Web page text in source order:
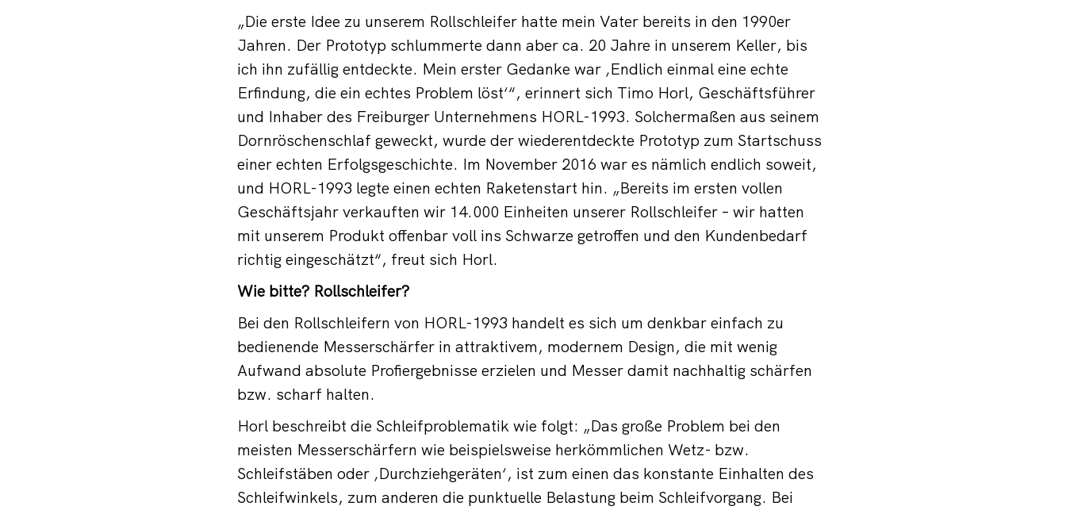
„Die erste Idee zu unserem Rollschleifer hatte mein Vater bereits in den 1990er
Jahren. Der Prototyp schlummerte dann aber ca. 20 Jahre in unserem Keller, bis
ich ihn zufällig entdeckte. Mein erster Gedanke war ‚Endlich einmal eine echte
Erfindung, die ein echtes Problem löst‘“, erinnert sich Timo Horl, Geschäftsführer
und Inhaber des Freiburger Unternehmens HORL-1993. Solchermaßen aus seinem
Dornröschenschlaf geweckt, wurde der wiederentdeckte Prototyp zum Startschuss
einer echten Erfolgsgeschichte. Im November 2016 war es nämlich endlich soweit,
und HORL-1993 legte einen echten Raketenstart hin. „Bereits im ersten vollen
Geschäftsjahr verkauften wir 14.000 Einheiten unserer Rollschleifer – wir hatten
mit unserem Produkt offenbar voll ins Schwarze getroffen und den Kundenbedarf
richtig eingeschätzt“, freut sich Horl.
Wie bitte? Rollschleifer?
Bei den Rollschleifern von HORL-1993 handelt es sich um denkbar einfach zu
bedienende Messerschärfer in attraktivem, modernem Design, die mit wenig
Aufwand absolute Profiergebnisse erzielen und Messer damit nachhaltig schärfen
bzw. scharf halten.
Horl beschreibt die Schleifproblematik wie folgt: „Das große Problem bei den
meisten Messerschärfern wie beispielsweise herkömmlichen Wetz- bzw.
Schleifstäben oder ‚Durchziehgeräten‘, ist zum einen das konstante Einhalten des
Schleifwinkels, zum anderen die punktuelle Belastung beim Schleifvorgang. Bei